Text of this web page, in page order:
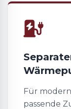
Für
passende